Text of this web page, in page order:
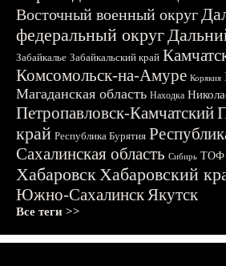
Восточный военный округ
федеральный округ
Забайкалье Забайкальский край
Комсомольск-на-Амуре Корякия
Магаданская область Находка
Петропавловск-Камчатский
край Республика Бурятия
Сахалинская область Сибирь ТОФ
ХабаровскХабаровский
Южно-СахалинскЯкутск
Все теги >>